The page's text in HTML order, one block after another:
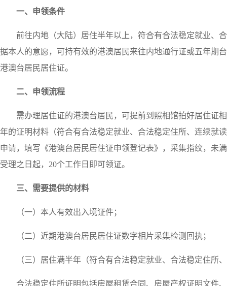
一、申领条件
前往内地（大陆）居住半年以上，符合有合法稳定就业、
据本人的意愿，可持有效的港澳居民来往内地通行证或五年期
港澳台居民居住证。
二、申领流程
需办理居住证的港澳台居民，可提前到照相馆拍好居住证
年的证明材料（符合有合法稳定就业、合法稳定住所、连续就
申请，填写《港澳台居民居住证申领登记表》，采集指纹，未
受理之日起， 20个工作日即可领证。
三、需要提供的材料
（一）本人有效出入境证件；
（二）近期港澳台居民居住证数字相片采集检测回执；
（三）居住满半年（符合有合法稳定就业、合法稳定住所
合法稳定住所证明包括房屋租赁合同、房屋产权证明文件